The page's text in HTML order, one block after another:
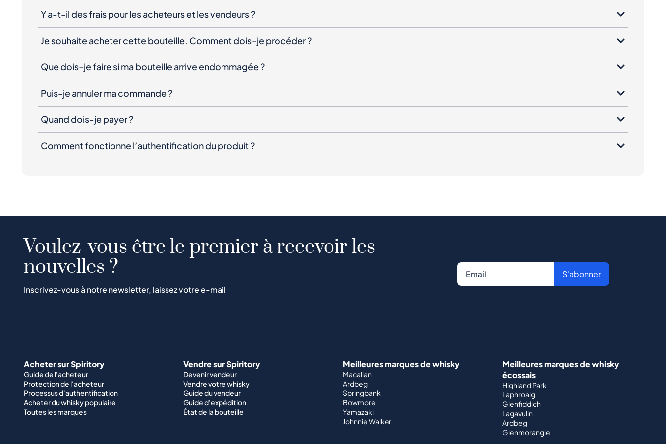
Y a-t-il des frais pour les acheteurs et les vendeurs ?
Je souhaite acheter cette bouteille. Comment dois-je procéder ?
Que dois-je faire si ma bouteille arrive endommagée ?
Puis-je annuler ma commande ?
Quand dois-je payer ?
Comment fonctionne l’authentification du produit ?
Voulez-vous être le premier à recevoir les
nouvelles ?
Inscrivez-vous à notre newsletter, laissez votre e-mail
S'abonner
Acheter sur Spiritory
Guide de l'acheteur
Protection de l'acheteur
Processus d'authentification
Acheter du whisky populaire
Toutes les marques
Vendre sur Spiritory
Devenir vendeur
Vendre votre whisky
Guide du vendeur
Guide d'expédition
État de la bouteille
Meilleures marques de whisky
Macallan
Ardbeg
Springbank
Bowmore
Yamazaki
Johnnie Walker
Meilleures marques de whisky
écossais
Highland Park
Laphroaig
Glenfiddich
Lagavulin
Ardbeg
Glenmorangie